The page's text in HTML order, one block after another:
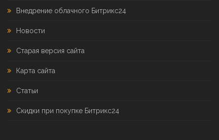
Внедрение облачного Битрикс24
Новости
Старая версия сайта
Карта сайта
Статьи
Скидки при покупке Битрикс24